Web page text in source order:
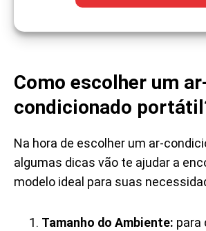
Como escolher um
condicionado
Na hora de escolher um ar-
algumas dicas vão te ajudar a
modelo ideal para suas
Tamanho do Ambiente: para